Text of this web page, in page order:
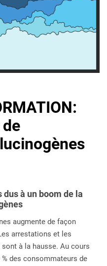
dus à un boom de la
augmente de façon
arrestations et les
à la hausse. Au cours
des consommateurs de